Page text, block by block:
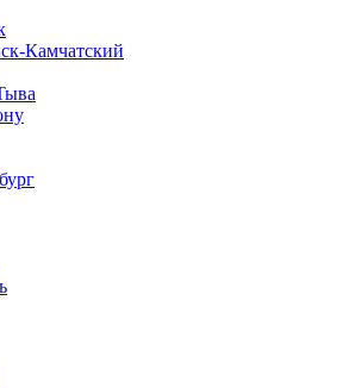
Камчатский